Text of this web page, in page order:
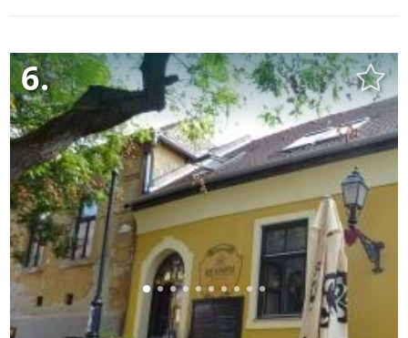
6.